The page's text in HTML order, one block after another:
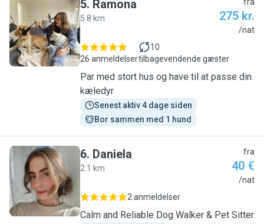
R
5. Ramona
5.8 km 275 kr.
/nat
26 anmeldelser
10
tilbagevendende gæster
Par med stort hus og have til at passe din
kæledyr
Senest aktiv 4 dage siden
Bor sammen med 1 hund
D
6. Daniela
2.1 km
fra
40 €
/nat
2 anmeldelser
Calm and Reliable Dog Walker & Pet Sitter